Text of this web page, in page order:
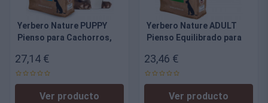
Yerbero Nature PUPPY
Pienso para Cachorros,
Crecimiento Óptimo
27,14 €
Ver producto
Yerbero Nature ADULT
Pienso Equilibrado para
23,46 €
Ver producto